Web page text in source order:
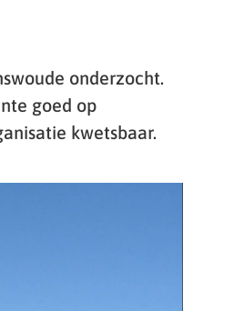
onderzocht.
goed op
kwetsbaar.